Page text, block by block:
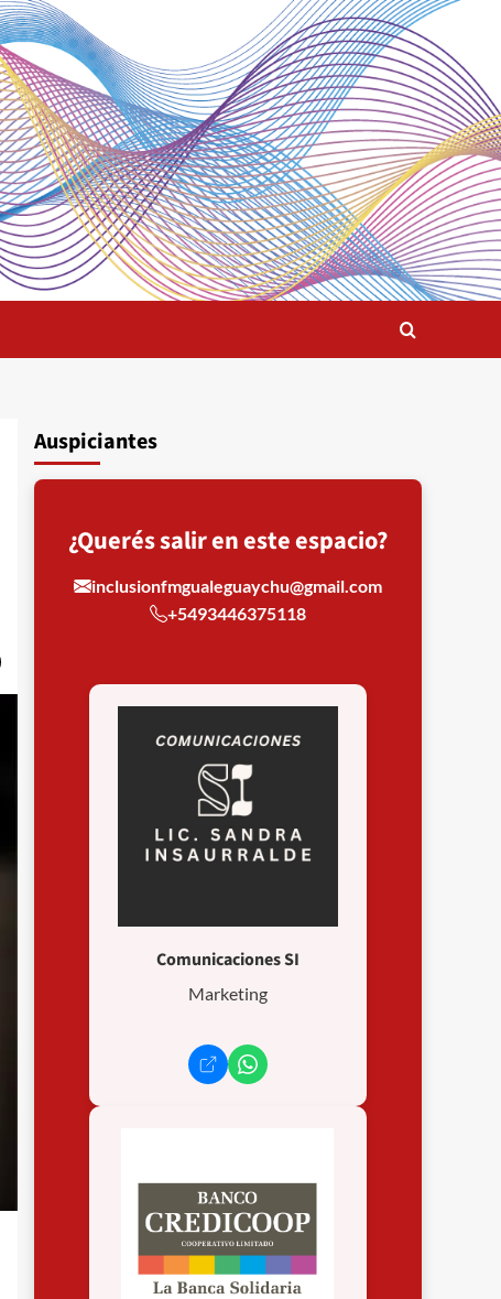
Auspiciantes
¿Querés salir en este espacio?
inclusionfmgualeguaychu@gmail.com
+5493446375118
Comunicaciones SI
Marketing